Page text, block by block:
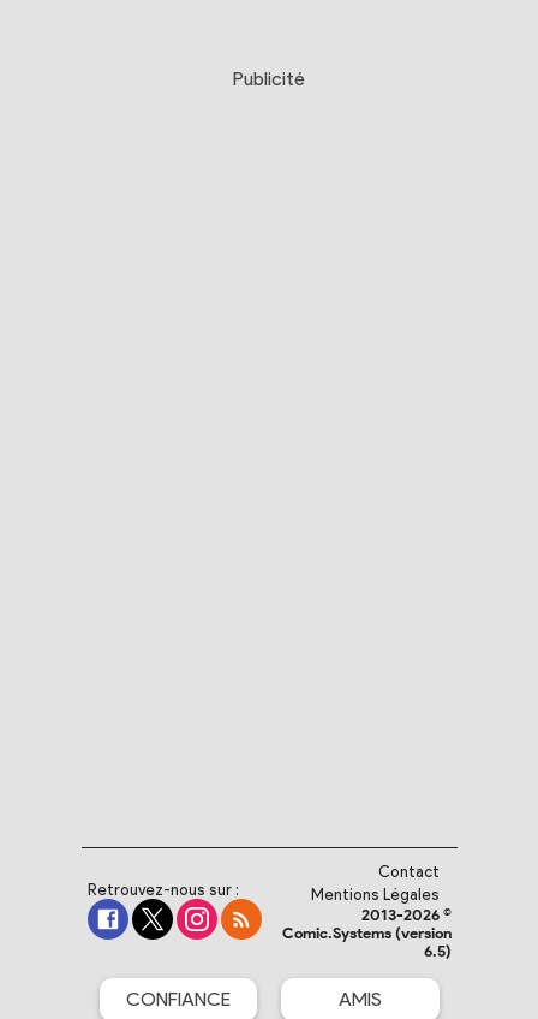
Publicité
Retrouvez-nous sur :
Contact
Mentions Légales
2013-2026 ©
Comic.Systems (version
6.5)
CONFIANCE AMIS